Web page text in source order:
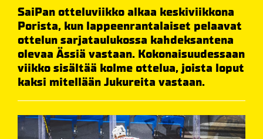
SaiPan otteluviikko alkaa keskiviikkona
Porista, kun lappeenrantalaiset pelaavat
ottelun sarjataulukossa kahdeksantena
olevaa Ässiä vastaan. Kokonaisuudessaan
viikko sisältää kolme ottelua, joista loput
kaksi mitellään Jukureita vastaan.